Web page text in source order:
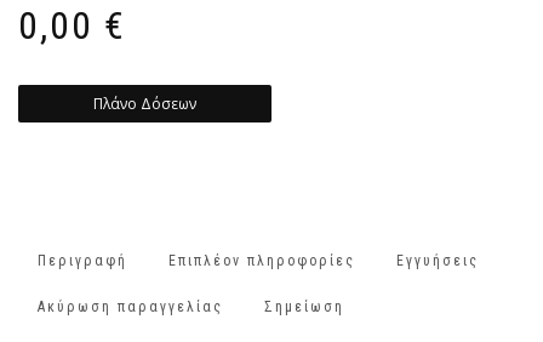
0,00 €
Πλάνο Δόσεων
Περιγραφή Επιπλέον πληροφορίες Εγγυήσεις
Ακύρωση παραγγελίας Σημείωση